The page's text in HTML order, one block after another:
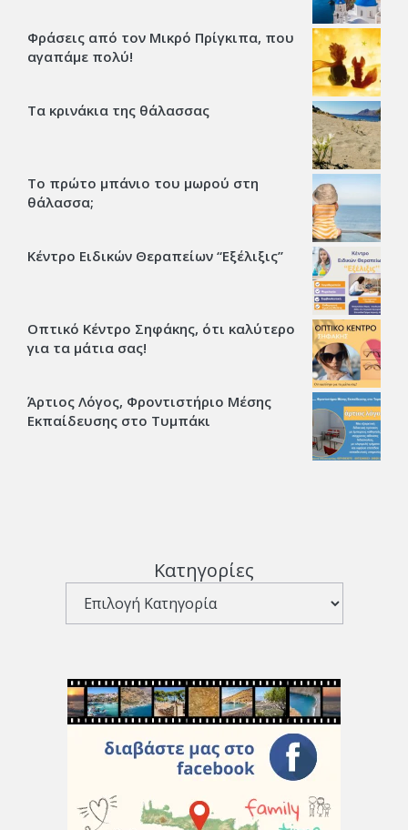
Φράσεις από τον Μικρό Πρίγκιπα, που
αγαπάμε πολύ!
Τα κρινάκια της θάλασσας
Το πρώτο μπάνιο του μωρού στη
θάλασσα;
Κέντρο Ειδικών Θεραπείων “Εξέλιξις’’
Οπτικό Κέντρο Σηφάκης, ότι καλύτερο
για τα μάτια σας!
Άρτιος Λόγος, Φροντιστήριο Μέσης
Εκπαίδευσης στο Τυμπάκι
Κατηγορίες